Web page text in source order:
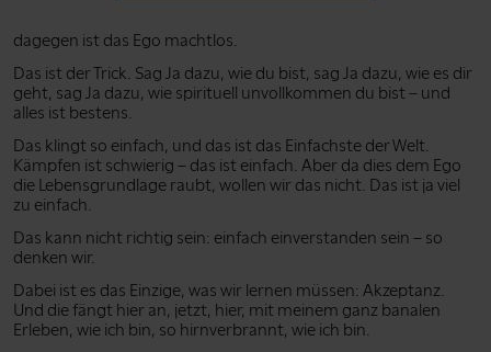
dagegen ist das Ego machtlos.
Das ist der Trick. Sag Ja dazu, wie du bist, sag Ja dazu, wie es dir
geht, sag Ja dazu, wie spirituell unvollkommen du bist – und
alles ist bestens.
Das klingt so einfach, und das ist das Einfachste der Welt.
Kämpfen ist schwierig – das ist einfach. Aber da dies dem Ego
die Lebensgrundlage raubt, wollen wir das nicht. Das ist ja viel
zu einfach.
Das kann nicht richtig sein: einfach einverstanden sein – so
denken wir.
Dabei ist es das Einzige, was wir lernen müssen: Akzeptanz.
Und die fängt hier an, jetzt, hier, mit meinem ganz banalen
Erleben, wie ich bin, so hirnverbrannt, wie ich bin.